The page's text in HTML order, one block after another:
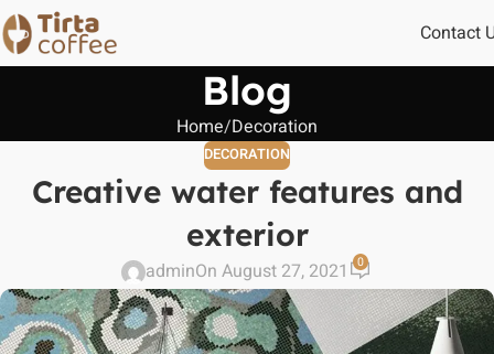
Contact
Blog
Home Decoration
DECORATION
Creative water features and
exterior
adminOn August 27, 2021 0